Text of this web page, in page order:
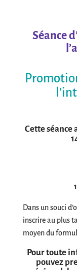
Séance
Cette séance
Dans un souci
inscrire au plus
moyen du
Pour toute
pouvez